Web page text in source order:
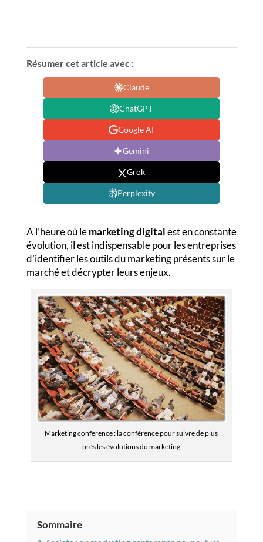
Résumer cet article avec :
Claude
ChatGPT
Google AI
Gemini
Grok
Perplexity
A l’heure où lemarketing digitalest en constante
évolution, il est indispensable pour les entreprises
d’identifier les outils du marketing présents sur le
marché et décrypter leurs enjeux.
Marketing conference : la conférence pour suivre de plus
près les évolutions du marketing
Sommaire